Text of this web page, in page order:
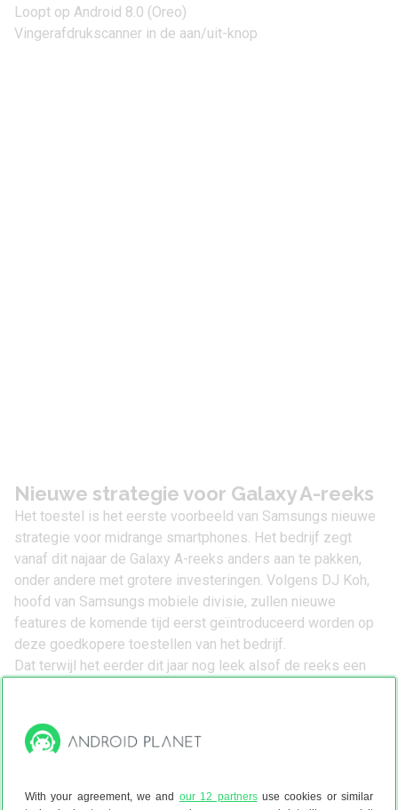
With your agreement, we and our 12 partnersuse cookies or similar
Loopt op Android 8.0 (Oreo)
Vingerafdrukscanner in de aan/uit-knop
Nieuwe strategie voor Galaxy A-reeks
Het toestel is het eerste voorbeeld van Samsungs nieuwe
strategie voor midrange smartphones. Het bedrijf zegt
vanaf dit najaar de Galaxy A-reeks anders aan te pakken,
onder andere met grotere investeringen. Volgens DJ Koh,
hoofd van Samsungs mobiele divisie, zullen nieuwe
features de komende tijd eerst geïntroduceerd worden op
deze goedkopere toestellen van het bedrijf.
Dat terwijl het eerder dit jaar nog leek alsof de reeks een
allemaal, met vrijwel geen bombarie. Ook qua features
waren de toestellen weinig opvallend. Met de A7 lijkt het
oktobernog een nieuw toestel, waarschijnlijk de Galaxy A9.